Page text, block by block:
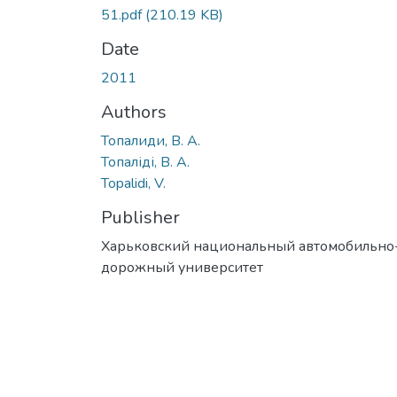
51.pdf(210.19 KB)
Date
2011
Authors
Топалиди, В. А.
Топаліді, В. А.
Topalidi, V.
Publisher
Харьковский национальный
дорожный университет